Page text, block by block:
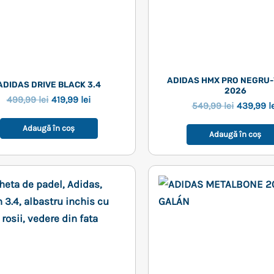
DRIVE BLACK 3.4
499,99lei Prețul
a
fost:
419,99 leiPrețul
este:
Adaugă în coș
ADIDAS HMX PRO
2026
549,99lei Prețul
a
fost:
439,99
Adaugă în coș